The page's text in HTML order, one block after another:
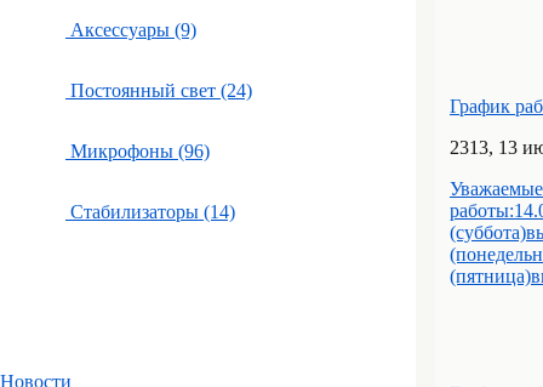
Аксессуары (9)
Постоянный свет (24)
Микрофоны (96)
Стабилизаторы (14)
Новости
График
2313, 13